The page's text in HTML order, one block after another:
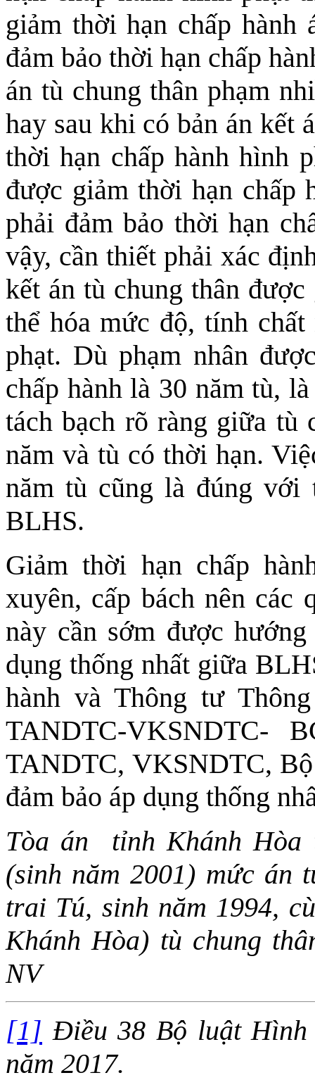
giảm thời hạn chấp hành
đảm bảo thời hạn chấp
án tù chung thân phạm
hay sau khi có bản án kết
thời hạn chấp hành hình
được giảm thời hạn chấp
phải đảm bảo thời hạn
vậy, cần thiết phải xác
kết án tù chung thân
thể hóa mức độ, tính
phạt. Dù phạm nhân
chấp hành là 30 năm tù,
tách bạch rõ ràng giữa tù
năm và tù có thời hạn.
năm tù cũng là đúng
BLHS.
Giảm thời hạn chấp
xuyên, cấp bách nên các
này cần sớm được
dụng thống nhất giữa
hành và Thông tư
TANDTC-VKSNDTC-
TANDTC, VKSNDTC,
đảm bảo áp dụng thống
Tòa án tỉnh Khánh Hòa
(sinh năm 2001) mức án
trai Tú, sinh năm 1994,
Khánh Hòa) tù chung
NV
[1] Điều 38 Bộ luật Hình
năm 2017.